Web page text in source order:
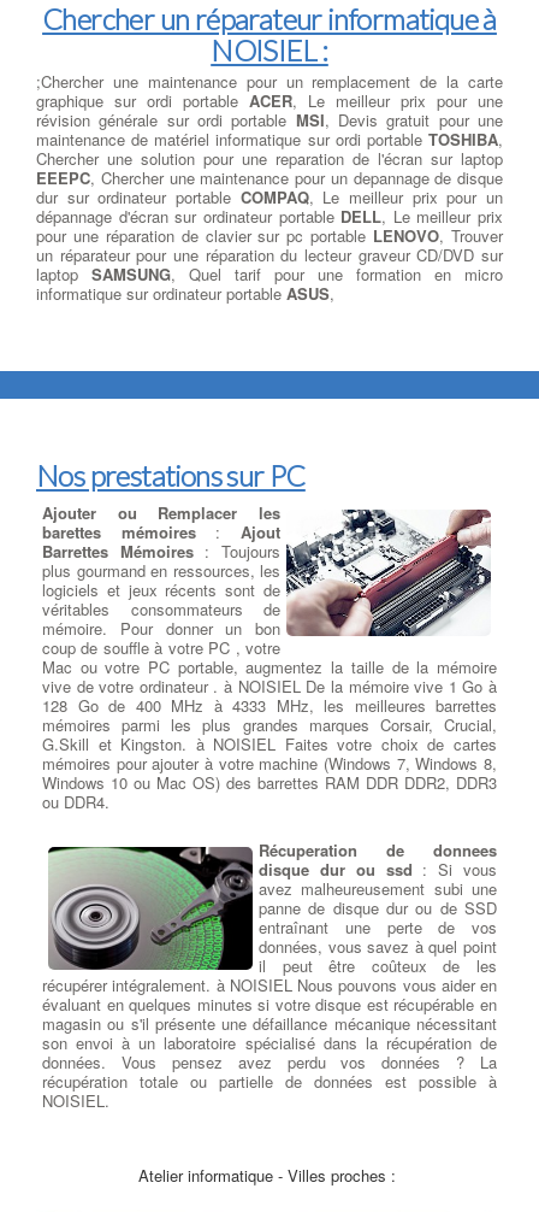
Chercher un réparateur informatique à
NOISIEL :
;Chercher une maintenance pour un remplacement de la carte
graphique sur ordi portable ACER, Le meilleur prix pour une
révision générale sur ordi portable MSI, Devis gratuit pour une
maintenance de matériel informatique sur ordi portable TOSHIBA,
Chercher une solution pour une reparation de l'écran sur laptop
EEEPC, Chercher une maintenance pour un depannage de disque
dur sur ordinateur portable COMPAQ, Le meilleur prix pour un
dépannage d'écran sur ordinateur portable DELL, Le meilleur prix
pour une réparation de clavier sur pc portable LENOVO, Trouver
un réparateur pour une réparation du lecteur graveur CD/DVD sur
laptop SAMSUNG, Quel tarif pour une formation en micro
informatique sur ordinateur portable ASUS,
Nos prestations sur PC
Ajouter ou Remplacer les
barettes mémoires:Ajout
Barrettes Mémoires : Toujours
plus gourmand en ressources, les
logiciels et jeux récents sont de
véritables consommateurs de
mémoire. Pour donner un bon
coup de souffle à votre PC , votre
Mac ou votre PC portable, augmentez la taille de la mémoire
vive de votre ordinateur . à NOISIEL De la mémoire vive 1 Go à
128 Go de 400 MHz à 4333 MHz, les meilleures barrettes
mémoires parmi les plus grandes marques Corsair, Crucial,
G.Skill et Kingston. à NOISIEL Faites votre choix de cartes
mémoires pour ajouter à votre machine (Windows 7, Windows 8,
Windows 10 ou Mac OS) des barrettes RAM DDR DDR2, DDR3
ou DDR4.
Récuperation de donnees
disque dur ou ssd : Si vous
avez malheureusement subi une
panne de disque dur ou de SSD
entraînant une perte de vos
données, vous savez à quel point
il peut être coûteux de les
récupérer intégralement. à NOISIEL Nous pouvons vous aider en
évaluant en quelques minutes si votre disque est récupérable en
magasin ou s'il présente une défaillance mécanique nécessitant
son envoi à un laboratoire spécialisé dans la récupération de
données. Vous pensez avez perdu vos données ? La
récupération totale ou partielle de données est possible à
NOISIEL.
lecteur - Graveur cd dvd:
Rajout ou Réparation lecteurs
Atelier informatique - Villes proches :